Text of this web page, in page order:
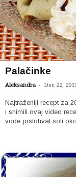
Palačinke
Aleksandra - Dec 22,
Najtraženiji recept za
i snimili ovaj video
vode prstohvat soli oko